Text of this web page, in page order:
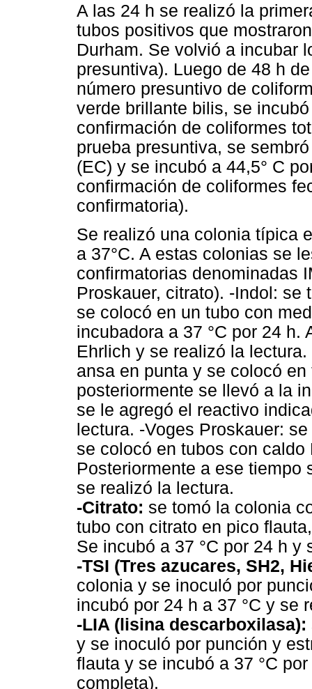
A las 24 h se realizó la
tubos positivos que
Durham. Se volvió a incubar
presuntiva). Luego de 48 h
número presuntivo de
verde brillante bilis, se
confirmación de coliformes
prueba presuntiva, se
(EC) y se incubó a 44,5° C
confirmación de coliformes
confirmatoria).
Se realizó una colonia típica
a 37°C. A estas colonias se
confirmatorias denominadas
Proskauer, citrato). -Indol:
se colocó en un tubo con
incubadora a 37 °C por 24
Ehrlich y se realizó la
ansa en punta y se colocó
posteriormente se llevó a la
se le agregó el reactivo
lectura. -Voges Proskauer:
se colocó en tubos con
Posteriormente a ese tiempo
se realizó la lectura.
-Citrato: se tomó la colonia
tubo con citrato en pico
Se incubó a 37 °C por 24 h y
-TSI (Tres azucares, SH2,
colonia y se inoculó por
incubó por 24 h a 37 °C y se
-LIA (lisina descarboxilasa):
y se inoculó por punción y
flauta y se incubó a 37 °C
completa).